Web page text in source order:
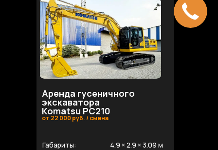
Аренда гусеничного
экскаватора
Komatsu PC210
от 22 000 руб. / смена
Габариты:
4.9 × 2.9 × 3.09 м